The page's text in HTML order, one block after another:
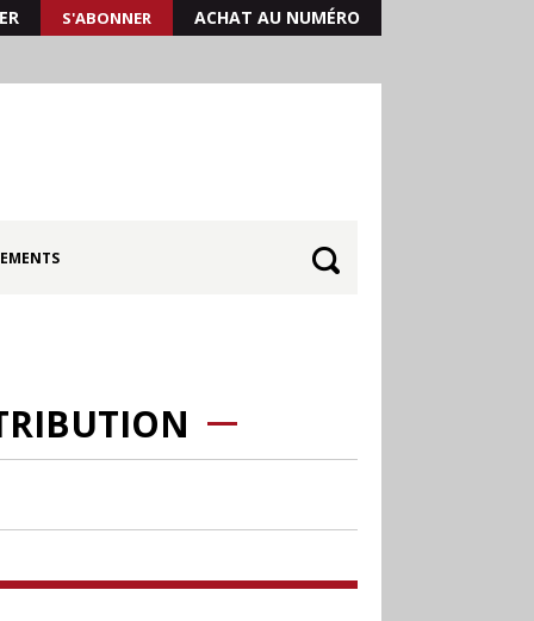
S'ABONNER ACHAT AU NUMÉRO
30.06
Canicule : les
soutenir le commerce